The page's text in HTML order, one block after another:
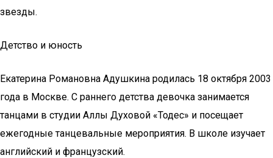
звезды.
Детство и юность
Екатерина Романовна Адушкина родилась 18 октября 2003
года в Москве. С раннего детства девочка занимается
танцами в студии Аллы Духовой «Тодес» и посещает
ежегодные танцевальные мероприятия. В школе изучает
английский и французский.